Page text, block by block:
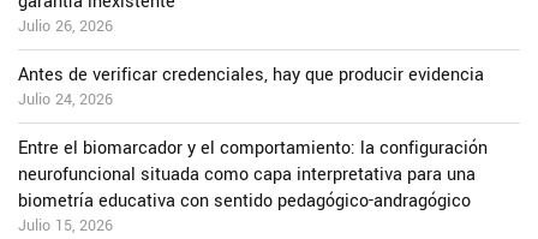
Julio 26, 2026
Antes de verificar credenciales, hay que producir evidencia
Julio 24, 2026
Entre el biomarcador y el comportamiento: la configuración
neurofuncional situada como capa interpretativa para una
biometría educativa con sentido pedagógico-andragógico
Julio 15, 2026